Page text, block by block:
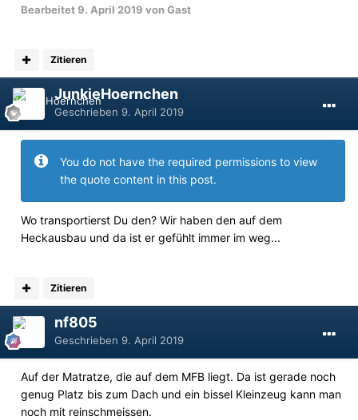
Bearbeitet9. April 2019 von Gast
Zitieren
JunkieHoernchen
Geschrieben 9. April 2019
You do not have the required permissions to view
the quote content in this post.
Wo transportierst Du den? Wir haben den auf dem
Heckausbau und da ist er gefühlt immer im weg...
Zitieren
nf805
Geschrieben 9. April 2019
Auf der Matratze, die auf dem MFB liegt. Da ist gerade noch
genug Platz bis zum Dach und ein bissel Kleinzeug kann man
noch mit reinschmeissen.